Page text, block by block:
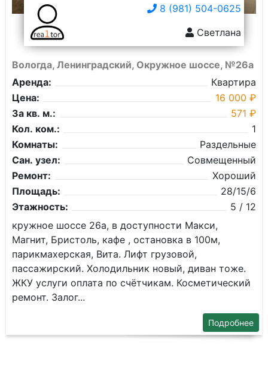
8 (981) 504-0625
Светлана
Вологда, Ленинградский, Окружное шоссе, №26а
Аренда:
Квартира
Цена:
16 000 ₽
За кв. м.:
571 ₽
Кол. ком.:
1
Комнаты:
Раздельные
Сан. узел:
Совмещенный
Ремонт:
Хороший
Площадь:
28/15/6
Этажность:
5 / 12
кружное шоссе 26а, в доступности Макси,
Магнит, Бристоль, кафе , остановка в 100м,
парикмахерская, Вита. Лифт грузовой,
пассажирский. Холодильник новый, диван тоже.
ЖКУ услуги оплата по счётчикам. Косметический
ремонт. Залог...
Подробнее